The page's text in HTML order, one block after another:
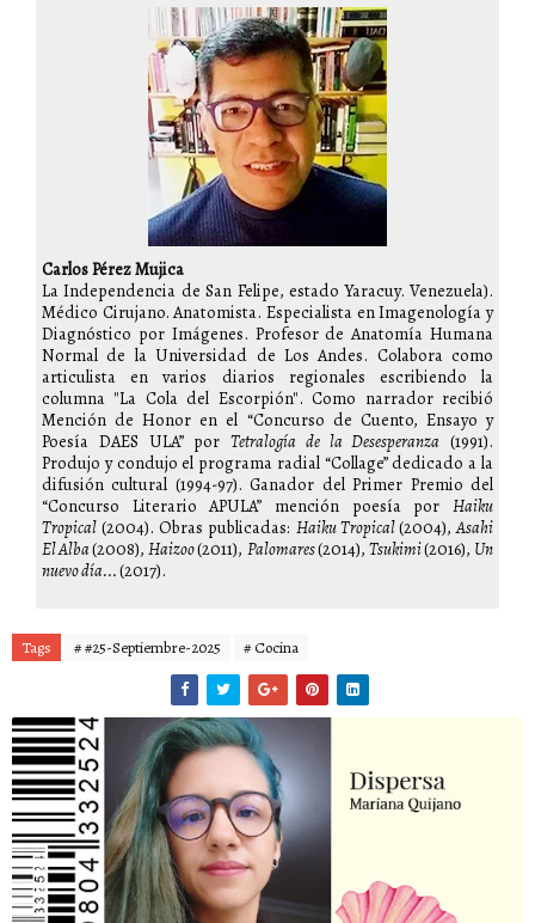
Carlos Pérez Mujica
La Independencia de San Felipe, estado Yaracuy. Venezuela).
Médico Cirujano. Anatomista. Especialista en Imagenología y
Diagnóstico por Imágenes. Profesor de Anatomía Humana
Normal de la Universidad de Los Andes. Colabora como
articulista en varios diarios regionales escribiendo la
columna "La Cola del Escorpión". Como narrador recibió
Mención de Honor en el “Concurso de Cuento, Ensayo y
Poesía DAES ULA” por Tetralogía de la Desesperanza (1991).
Produjo y condujo el programa radial “Collage” dedicado a la
difusión cultural (1994-97). Ganador del Primer Premio del
“Concurso Literario APULA” mención poesía por Haiku
Tropical (2004). Obras publicadas: Haiku Tropical(2004),Asahi
El Alba(2008),Haizoo(2011), Palomares(2014), Tsukimi(2016), Un
nuevo día...(2017).
Tags # #25-Septiembre-2025 # Cocina